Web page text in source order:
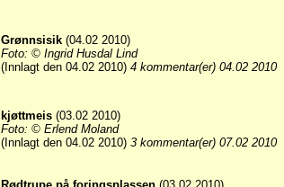
Grønnsisik (04.02 2010)
Foto: © Ingrid Husdal Lind
(Innlagt den 04.02 2010) 4 kommentar(er) 04.02 2010
kjøttmeis (03.02 2010)
Foto: © Erlend Moland
(Innlagt den 04.02 2010) 3 kommentar(er) 07.02 2010